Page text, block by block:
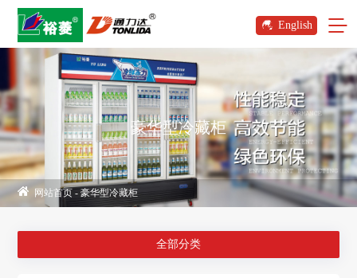
English
豪华型冷藏柜
网站首页 -豪华型冷藏柜
全部分类